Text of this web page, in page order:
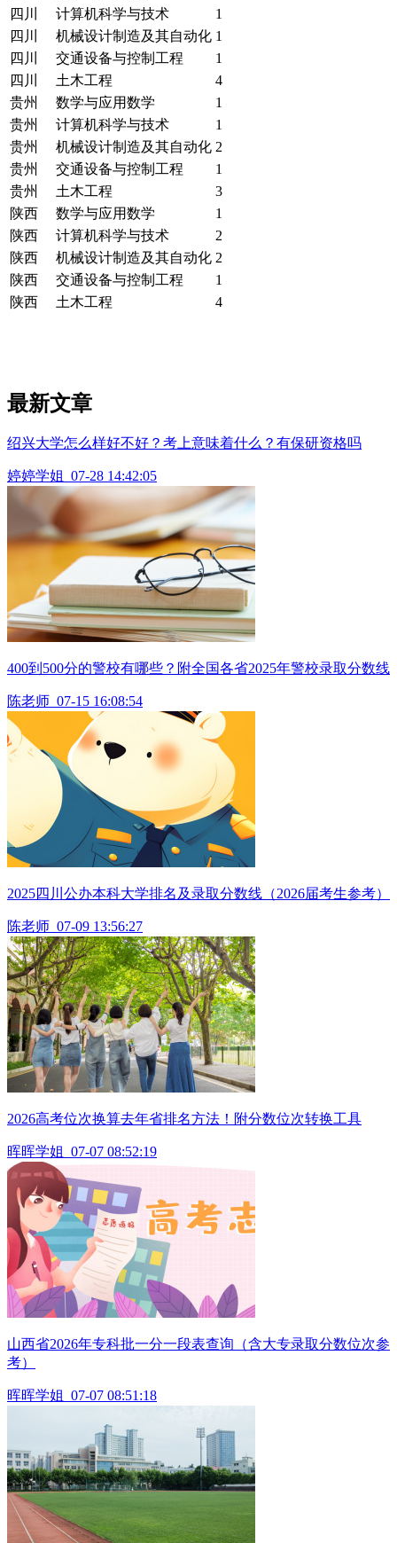
四川
计算机科学与技术
1
四川
机械设计制造及其自动化 1
四川
交通设备与控制工程
1
四川
土木工程
4
贵州
数学与应用数学
1
贵州
计算机科学与技术
1
贵州
机械设计制造及其自动化 2
贵州
交通设备与控制工程
1
贵州
土木工程
3
陕西
数学与应用数学
1
陕西
计算机科学与技术
2
陕西
机械设计制造及其自动化 2
陕西
交通设备与控制工程
1
陕西
土木工程 4
最新文章
绍兴大学怎么样好不好？考上意味着什么？有保研资格吗
婷婷学姐 07-28 14:42:05
400到500分的警校有哪些？附全国各省2025年警校录取分数线
陈老师 07-15 16:08:54
2025四川公办本科大学排名及录取分数线（2026届考生参考）
陈老师 07-09 13:56:27
2026高考位次换算去年省排名方法！附分数位次转换工具
晖晖学姐 07-07 08:52:19
山西省2026年专科批一分一段表查询（含大专录取分数位次参
考）
晖晖学姐 07-07 08:51:18